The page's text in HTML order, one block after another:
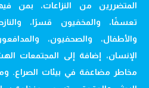
المتضررين من النزاعات، بمن
تعسفًا، والمخفيون قسرًا،
والأطفال، والصحفيون،
الإنسان، إضافة إلى المجتمعات
مخاطر مضاعفة في بيئات الصراع.